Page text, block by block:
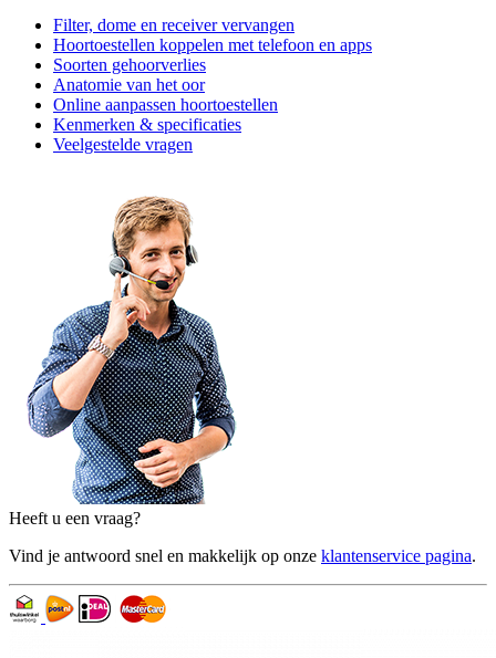
Filter, dome en receiver vervangen
Hoortoestellen koppelen met telefoon en apps
Soorten gehoorverlies
Anatomie van het oor
Online aanpassen hoortoestellen
Kenmerken & specificaties
Veelgestelde vragen
Heeft u een vraag?
Vind je antwoord snel en makkelijk op onze klantenservice pagina.